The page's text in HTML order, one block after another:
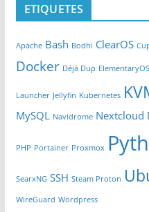
ETIQUETES
Apache Bash Bodhi ClearOS
Docker Déjà Dup ElementaryOS
Launcher Jellyfin Kubernetes
MySQL Navidrome Nextcloud
PHP Portainer Proxmox
SearxNG SSH Steam Proton
WireGuard Wordpress